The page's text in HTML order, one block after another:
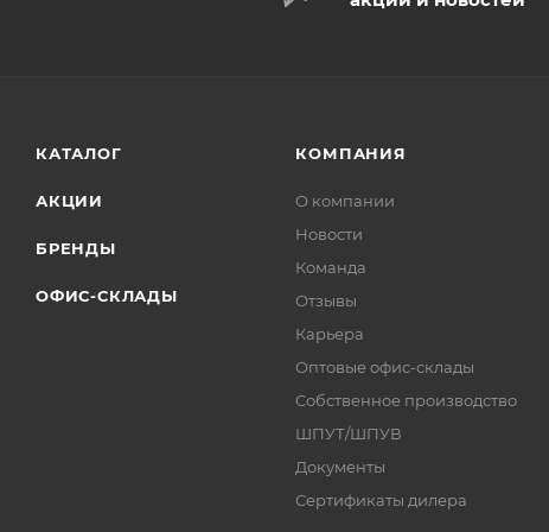
КАТАЛОГ
АКЦИИ
БРЕНДЫ
ОФИС-СКЛАДЫ
КОМПАНИЯ
О компании
Новости
Команда
Отзывы
Карьера
Оптовые офис-склады
Собственное производство
ШПУТ/ШПУВ
Документы
Сертификаты дилера